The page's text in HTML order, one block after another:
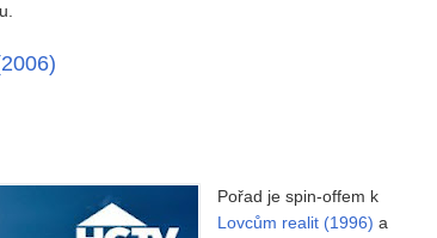
Pořad je spin-offem k
Lovcům realit (1996) a